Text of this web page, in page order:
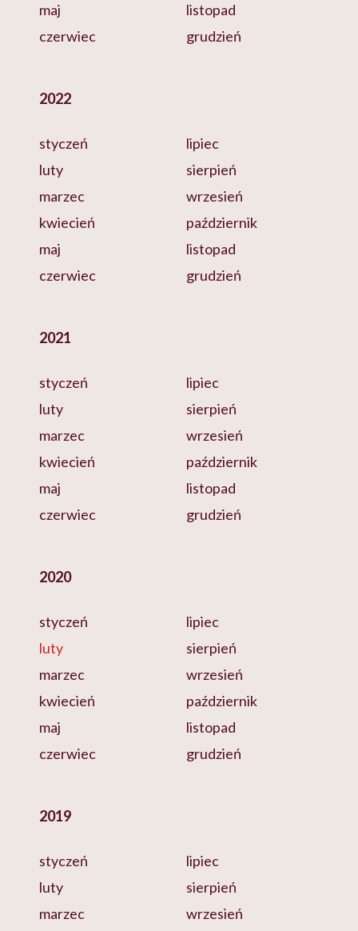
maj
czerwiec
listopad
grudzień
2022
styczeń
luty
marzec
kwiecień
maj
czerwiec
lipiec
sierpień
wrzesień
październik
listopad
grudzień
2021
styczeń
luty
marzec
kwiecień
maj
czerwiec
lipiec
sierpień
wrzesień
październik
listopad
grudzień
2020
styczeń
luty
marzec
kwiecień
maj
czerwiec
lipiec
sierpień
wrzesień
październik
listopad
grudzień
2019
styczeń
luty
marzec
lipiec
sierpień
wrzesień